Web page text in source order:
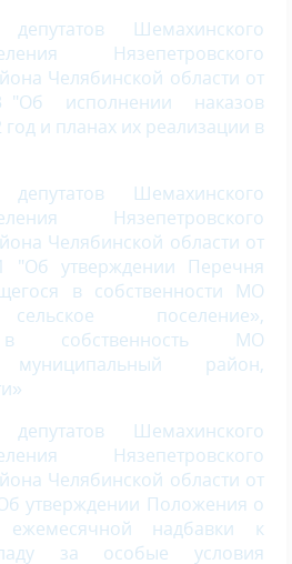
Шемахинского
Нязепетровского
Челябинской области от
"Об исполнении наказов
год и планах их реализации в
Шемахинского
Нязепетровского
Челябинской области от
утверждении Перечня
в собственности МО
поселение»,
в собственность МО
муниципальный район,
Шемахинского
Нязепетровского
Челябинской области от
утверждении Положения о
надбавки к
за особые условия